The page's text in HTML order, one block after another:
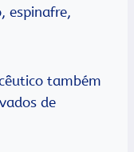
espinafre,
também
de